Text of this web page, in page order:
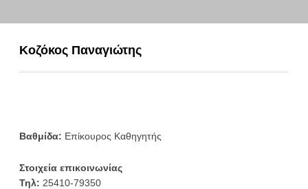
Κοζόκος Παναγιώτης
Βαθμίδα: Επίκουρος Καθηγητής
Στοιχεία επικοινωνίας
Τηλ: 25410-79350